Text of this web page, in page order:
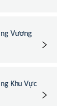
Vương
Khu Vực